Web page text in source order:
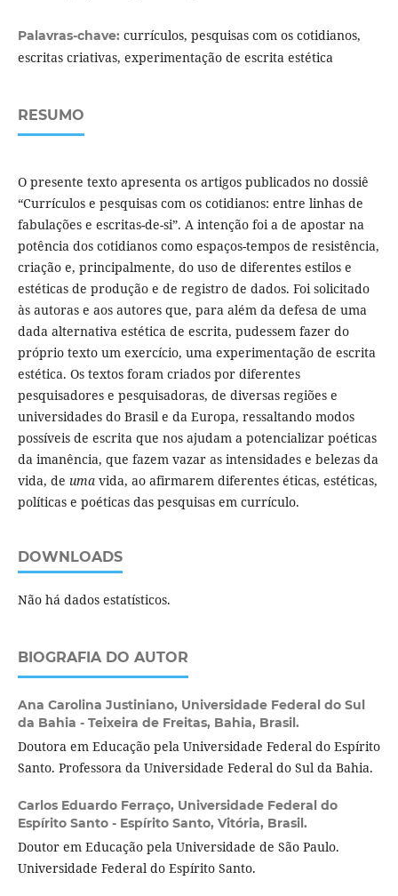
Palavras-chave: currículos, pesquisas com os cotidianos,
escritas criativas, experimentação de escrita estética
RESUMO
O presente texto apresenta os artigos publicados no dossiê
“Currículos e pesquisas com os cotidianos: entre linhas de
fabulações e escritas-de-si”. A intenção foi a de apostar na
potência dos cotidianos como espaços-tempos de resistência,
criação e, principalmente, do uso de diferentes estilos e
estéticas de produção e de registro de dados. Foi solicitado
às autoras e aos autores que, para além da defesa de uma
dada alternativa estética de escrita, pudessem fazer do
próprio texto um exercício, uma experimentação de escrita
estética. Os textos foram criados por diferentes
pesquisadores e pesquisadoras, de diversas regiões e
universidades do Brasil e da Europa, ressaltando modos
possíveis de escrita que nos ajudam a potencializar poéticas
da imanência, que fazem vazar as intensidades e belezas da
vida, de umavida, ao afirmarem diferentes éticas, estéticas,
políticas e poéticas das pesquisas em currículo.
DOWNLOADS
Não há dados estatísticos.
BIOGRAFIA DO AUTOR
Ana Carolina Justiniano, Universidade Federal do Sul
da Bahia - Teixeira de Freitas, Bahia, Brasil.
Doutora em Educação pela Universidade Federal do Espírito
Santo. Professora da Universidade Federal do Sul da Bahia.
Carlos Eduardo Ferraço, Universidade Federal do
Espírito Santo - Espírito Santo, Vitória, Brasil.
Doutor em Educação pela Universidade de São Paulo.
Universidade Federal do Espírito Santo.